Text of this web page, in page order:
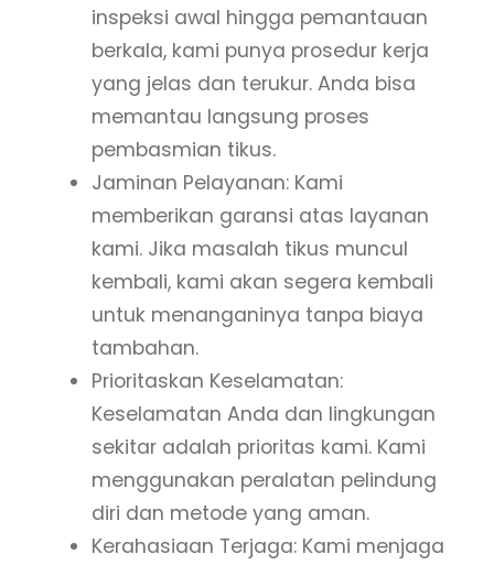
inspeksi awal hingga pemantauan
berkala, kami punya prosedur kerja
yang jelas dan terukur. Anda bisa
memantau langsung proses
pembasmian tikus.
Jaminan Pelayanan: Kami
memberikan garansi atas layanan
kami. Jika masalah tikus muncul
kembali, kami akan segera kembali
untuk menanganinya tanpa biaya
tambahan.
Prioritaskan Keselamatan:
Keselamatan Anda dan lingkungan
sekitar adalah prioritas kami. Kami
menggunakan peralatan pelindung
diri dan metode yang aman.
Kerahasiaan Terjaga: Kami menjaga